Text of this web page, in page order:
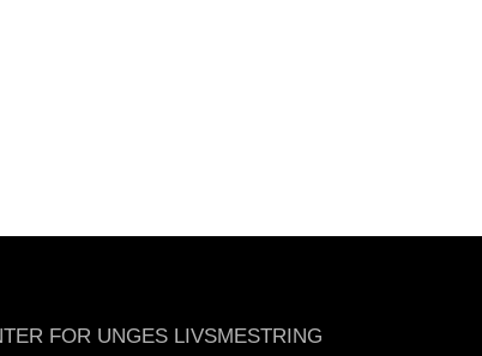
FOR UNGES LIVSMESTRING